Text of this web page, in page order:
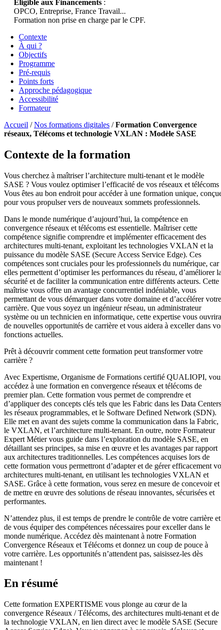
Éligible aux Financements :
OPCO, Entreprise, France Travail...
Formation non prise en charge par le CPF.
Contexte
À qui ?
Objectifs
Programme
Pré-requis
Points forts
Approche pédagogique
Accessibilité
Formateur
Accueil /Nos formations digitales /Formation Convergence
réseaux, Télécoms et technologie VXLAN : Modèle SASE
Contexte de la formation
Vous cherchez à maîtriser l’architecture multi-tenant et le modèle
SASE ? Vous voulez optimiser l’efficacité de vos réseaux et télécoms
Vous êtes au bon endroit pour accéder à une formation unique,
pour vous propulser vers de nouveaux sommets professionnels.
Dans le monde numérique d’aujourd’hui, la compétence en
convergence réseaux et télécoms est essentielle. Maîtriser cette
compétence signifie comprendre et implémenter efficacement des
architectures multi-tenant, exploitant les technologies VXLAN et la
puissance du modèle SASE (Secure Access Service Edge). Ces
compétences sont cruciales pour les professionnels du numérique, car
elles permettent d’optimiser les performances du réseau, d’améliorer
sécurité et de faciliter la communication entre différents acteurs. Cette
maîtrise vous offre un avantage concurrentiel indéniable, vous
permettant de vous démarquer dans votre domaine et d’accélérer votre
carrière. Que vous soyez un ingénieur réseau, un administrateur
système ou un technicien en informatique, cette expertise vous ouvrira
de nouvelles opportunités de carrière et vous aidera à exceller dans
fonctions actuelles.
Prêt à découvrir comment cette formation peut transformer votre
carrière ?
Avec Expertisme, Organisme de Formations certifié QUALIOPI,
accédez à une formation en convergence réseaux et télécoms de
premier plan. Cette formation vous permet de comprendre et
d’appliquer des concepts clés tels que les Fabric dans les Data
les réseaux programmables, et le Software Defined Network (SDN).
Elle met en avant des sujets comme la communication dans la Fabric,
le VXLAN, et l’architecture multi-tenant. En outre, notre Formateur
Expert Métier vous guide dans l’exploration du modèle SASE, en
détaillant ses principes, sa mise en œuvre et les avantages par rapport
aux architectures traditionnelles. Les compétences acquises lors de
cette formation vous permettront d’adapter et de gérer efficacement
architectures multi-tenant, en utilisant les technologies VXLAN et
SASE. Grâce à cette formation, vous serez en mesure de concevoir et
de mettre en œuvre des solutions de réseau innovantes, sécurisées et
performantes.
N’attendez plus, il est temps de prendre le contrôle de votre carrière et
de vous équiper des compétences nécessaires pour exceller dans le
monde numérique. Accédez dès maintenant à notre Formation
Convergence Réseaux et Télécoms et donnez un coup de pouce à
votre carrière. Les opportunités n’attendent pas, saisissez-les dès
maintenant !
En résumé
Cette formation EXPERTISME vous plonge au cœur de la
convergence Réseaux / Télécoms, des architectures multi-tenant et de
la technologie VXLAN, en lien direct avec le modèle SASE (Secure